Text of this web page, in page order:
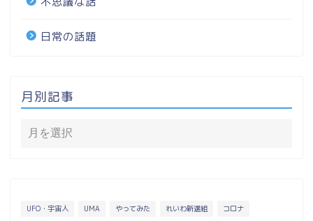
日常の話題
月別記事
UFO・宇宙人 UMA やってみた れいわ新選組 コロナ